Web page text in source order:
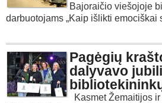
Bajoraičio viešojoje
darbuotojams „Kaip išlikti emociškai
Pagėgių
dalyvavo
Kasmet Žemaitijos